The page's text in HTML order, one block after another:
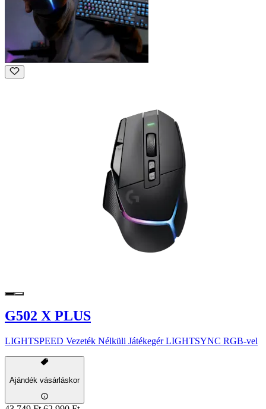
G502 X PLUS
LIGHTSPEED Vezeték Nélküli Játékegér LIGHTSYNC RGB-vel
Ajándék vásárláskor